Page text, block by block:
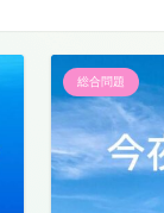
総合問題